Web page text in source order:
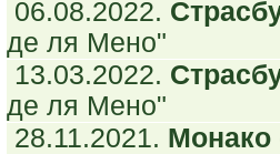
06.08.2022.
де ля Мено"
13.03.2022.
де ля Мено"
28.11.2021. Монако